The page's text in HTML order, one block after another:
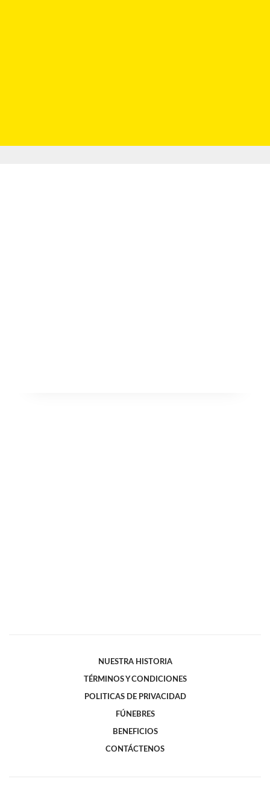
NUESTRA HISTORIA
TÉRMINOS Y CONDICIONES
POLITICAS DE PRIVACIDAD
FÚNEBRES
BENEFICIOS
CONTÁCTENOS